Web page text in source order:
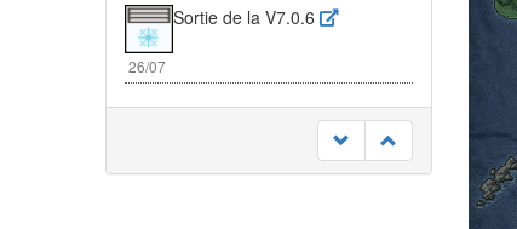
26/07
Sortie de la V7.0.6